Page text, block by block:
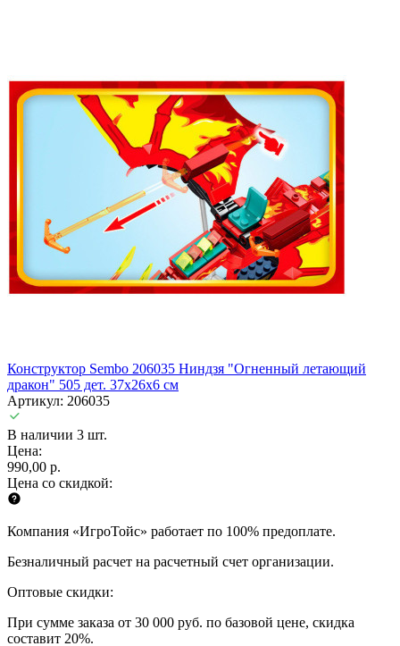
Конструктор Sembo 206035 Ниндзя "Огненный летающий
дракон" 505 дет. 37х26х6 см
Артикул: 206035
В наличии 3 шт.
Цена:
990,00 р.
Цена со скидкой:
Компания «ИгроТойс» работает по 100% предоплате.
Безналичный расчет на расчетный счет организации.
Оптовые скидки:
При сумме заказа от 30 000 руб. по базовой цене, скидка
составит 20%.